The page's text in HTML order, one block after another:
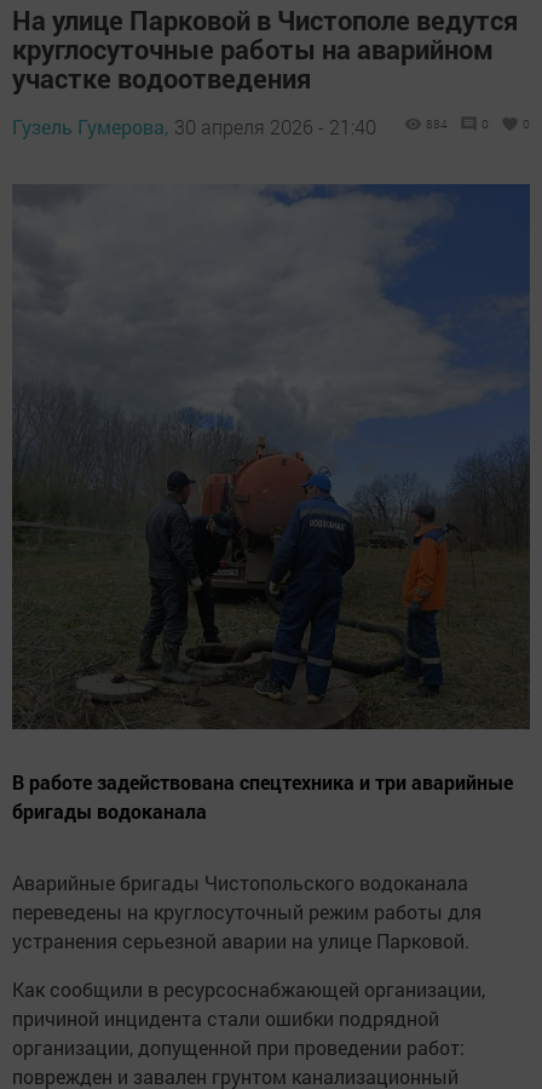
На улице Парковой в Чистополе ведутся
круглосуточные работы на аварийном
участке водоотведения
Гузель Гумерова, 30 апреля 2026 - 21:40 884 0 0
В работе задействована спецтехника и три аварийные
бригады водоканала
Аварийные бригады Чистопольского водоканала
переведены на круглосуточный режим работы для
устранения серьезной аварии на улице Парковой.
Как сообщили в ресурсоснабжающей организации,
причиной инцидента стали ошибки подрядной
организации, допущенной при проведении работ:
поврежден и завален грунтом канализационный